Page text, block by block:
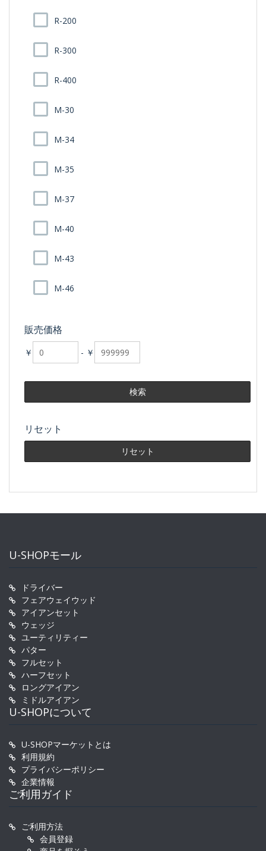
R-200
R-300
R-400
M-30
M-34
M-35
M-37
M-40
M-43
M-46
販売価格
￥ - ￥
リセット
U-SHOPモール
ドライバー
フェアウェイウッド
アイアンセット
ウェッジ
ユーティリティー
パター
フルセット
ハーフセット
ロングアイアン
ミドルアイアン
U-SHOPについて
U-SHOPマーケットとは
利用規約
プライバシーポリシー
企業情報
ご利用ガイド
ご利用方法
会員登録